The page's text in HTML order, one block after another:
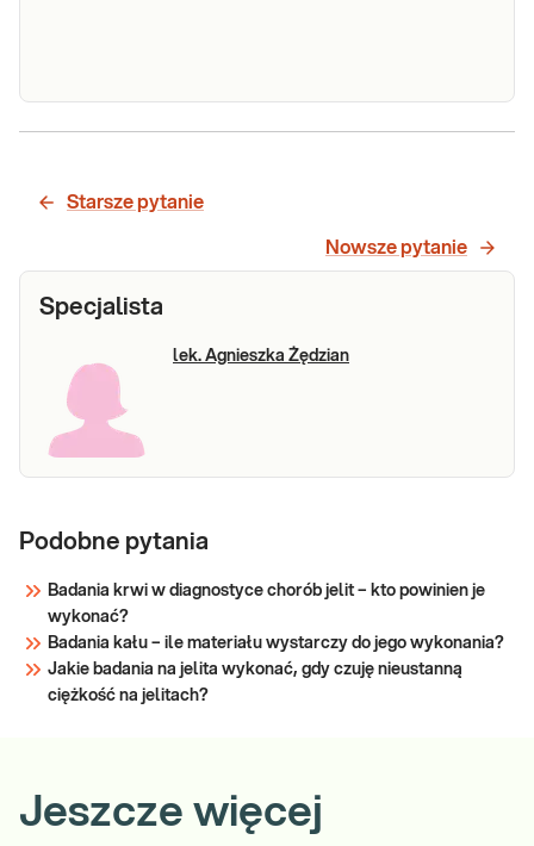
Krew
kale
Kał - krew utajona (bez diety). Szybki test
pozwalający na identyfikację obecności krwi
utajonej w dolnym odcinku przewodu
pokarmowego, bez wskazania przyczyny. Badanie
p
Starsze pytanie
Nowsze pytanie
Specjalista
lek. Agnieszka Żędzian
Podobne pytania
Badania krwi w diagnostyce chorób jelit – kto powinien je
wykonać?
Badania kału – ile materiału wystarczy do jego wykonania?
Jakie badania na jelita wykonać, gdy czuję nieustanną
ciężkość na jelitach?
Jeszcze więcej